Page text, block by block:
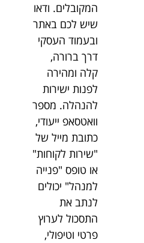
המקובלים. ודאו
שיש לכם באתר
ובעמוד העסקי
דרך ברורה,
קלה ומהירה
לפנות ישירות
להנהלה. מספר
וואטסאפ ייעודי,
כתובת מייל של
"שירות לקוחות"
או טופס "פנייה
למנהל" יכולים
לנתב את
התסכול לערוץ
פרטי וטיפולי,